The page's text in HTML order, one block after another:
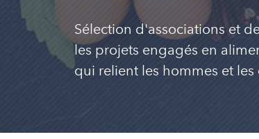
Sélection d'associations et
les projets engagés en
qui relient les hommes et les